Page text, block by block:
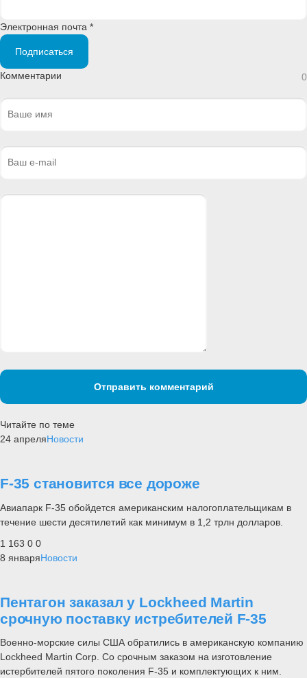
Электронная почта *
Подписаться
Комментарии 0
Отправить комментарий
Читайте по теме
24 апреляНовости
F-35 становится все дороже
Авиапарк F-35 обойдется американским налогоплательщикам в
течение шести десятилетий как минимум в 1,2 трлн долларов.
1 163 0 0
8 январяНовости
Пентагон заказал у Lockheed Martin
срочную поставку истребителей F-35
Военно-морские силы США обратились в американскую компанию
Lockheed Martin Corp. Со срочным заказом на изготовление
истербителей пятого поколения F-35 и комплектующих к ним.